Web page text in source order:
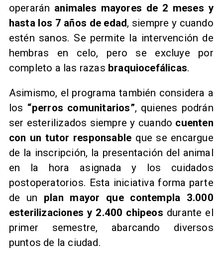
operarán animales mayores de 2 meses y
hasta los 7 años de edad, siempre y cuando
estén sanos. Se permite la intervención de
hembras en celo, pero se excluye por
completo a las razas braquiocefálicas.
Asimismo, el programa también considera a
los “perros comunitarios”, quienes podrán
ser esterilizados siempre y cuando cuenten
con un tutor responsable que se encargue
de la inscripción, la presentación del animal
en la hora asignada y los cuidados
postoperatorios. Esta iniciativa forma parte
de un plan mayor que contempla 3.000
esterilizaciones y 2.400 chipeos durante el
primer semestre, abarcando diversos
puntos de la ciudad.